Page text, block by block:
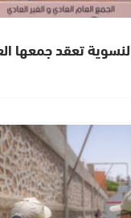
تعقد جمعها